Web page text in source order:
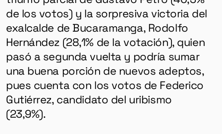
de los votos) y la sorpresiva victoria del
exalcalde de Bucaramanga, Rodolfo
Hernández (28,1% de la votación), quien
pasó a segunda vuelta y podría sumar
una buena porción de nuevos adeptos,
pues cuenta con los votos de Federico
Gutiérrez, candidato del uribismo
(23,9%).